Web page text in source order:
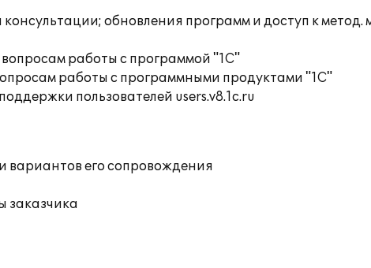
обновления программ и доступ к
работы с программой "1С"
работы с программными продуктами "1С"
пользователей users.v8.1c.ru
вариантов его сопровождения
заказчика